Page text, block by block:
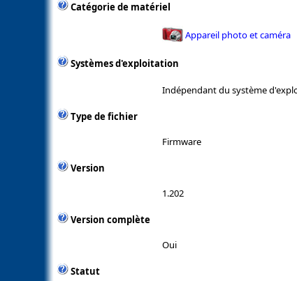
Catégorie de matériel
Appareil photo et caméra
Systèmes d'exploitation
Indépendant du système
Type de fichier
Firmware
Version
1.202
Version complète
Oui
Statut